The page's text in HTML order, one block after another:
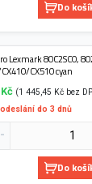
Do
Lexmark 80C2SC0,
CX510 cyan
(1 445,45 Kč bez
do 3 dnů
Do